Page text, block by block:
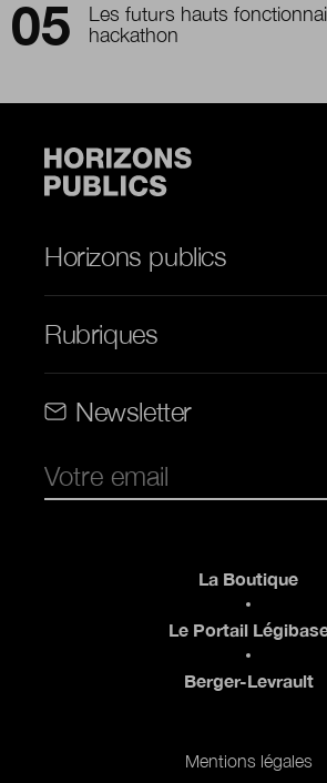
Les futurs hauts
hackathon
Horizons publics
Rubriques
Newsletter
La Boutique
Le Portail
Berger-Levrault
Mentions légales